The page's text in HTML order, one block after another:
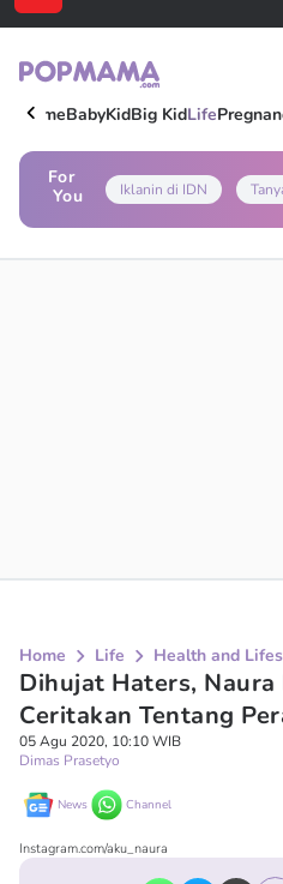
HomeBabyKidBig KidLife
For
You
Iklanin di IDN
Home Life Health and
Dihujat Haters, Naura
Ceritakan Tentang
05 Agu 2020, 10:10 WIB
Dimas Prasetyo
News Channel
Instagram.com/aku_naura